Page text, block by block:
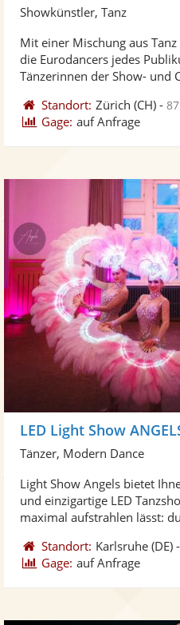
Showkünstler, Tanz
Mit einer Mischung aus
die Eurodancers jedes
Tänzerinnen der Show- und
Standort: Zürich (CH) -
Gage: auf Anfrage
LED Light Show
Tänzer, Modern Dance
Light Show Angels bietet
und einzigartige LED
maximal aufstrahlen lässt:
Standort: Karlsruhe (DE) -
Gage: auf Anfrage